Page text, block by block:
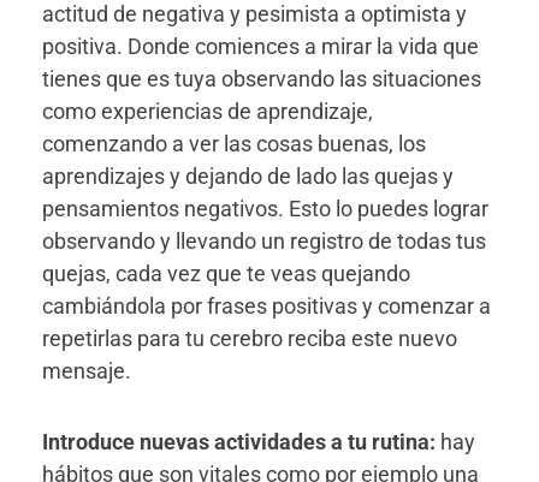
actitud de negativa y pesimista a optimista y
positiva. Donde comiences a mirar la vida que
tienes que es tuya observando las situaciones
como experiencias de aprendizaje,
comenzando a ver las cosas buenas, los
aprendizajes y dejando de lado las quejas y
pensamientos negativos. Esto lo puedes lograr
observando y llevando un registro de todas tus
quejas, cada vez que te veas quejando
cambiándola por frases positivas y comenzar a
repetirlas para tu cerebro reciba este nuevo
mensaje.
Introduce nuevas actividades a tu rutina: hay
hábitos que son vitales como por ejemplo una